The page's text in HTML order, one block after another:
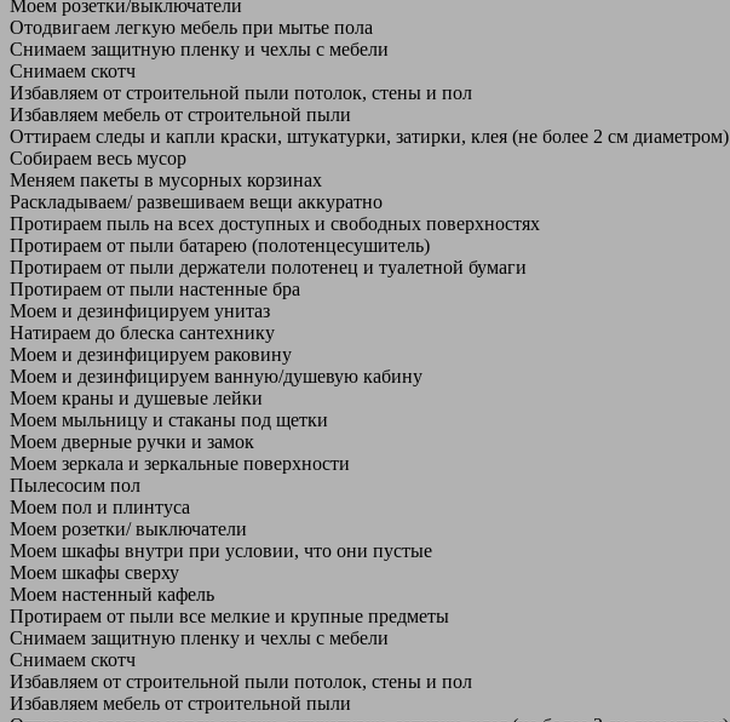
Моем розетки/выключатели
Отодвигаем легкую мебель при мытье пола
Снимаем защитную пленку и чехлы с мебели
Снимаем скотч
Избавляем от строительной пыли потолок, стены и пол
Избавляем мебель от строительной пыли
Оттираем следы и капли краски, штукатурки, затирки, клея (не более 2 см диаметром)
Собираем весь мусор
Меняем пакеты в мусорных корзинах
Раскладываем/ развешиваем вещи аккуратно
Протираем пыль на всех доступных и свободных поверхностях
Протираем от пыли батарею (полотенцесушитель)
Протираем от пыли держатели полотенец и туалетной бумаги
Протираем от пыли настенные бра
Моем и дезинфицируем унитаз
Натираем до блеска сантехнику
Моем и дезинфицируем раковину
Моем и дезинфицируем ванную/душевую кабину
Моем краны и душевые лейки
Моем мыльницу и стаканы под щетки
Моем дверные ручки и замок
Моем зеркала и зеркальные поверхности
Пылесосим пол
Моем пол и плинтуса
Моем розетки/ выключатели
Моем шкафы внутри при условии, что они пустые
Моем шкафы сверху
Моем настенный кафель
Протираем от пыли все мелкие и крупные предметы
Снимаем защитную пленку и чехлы с мебели
Снимаем скотч
Избавляем от строительной пыли потолок, стены и пол
Избавляем мебель от строительной пыли